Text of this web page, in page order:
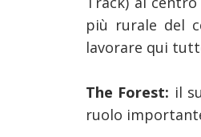
più rurale del
lavorare qui
The Forest: il
ruolo